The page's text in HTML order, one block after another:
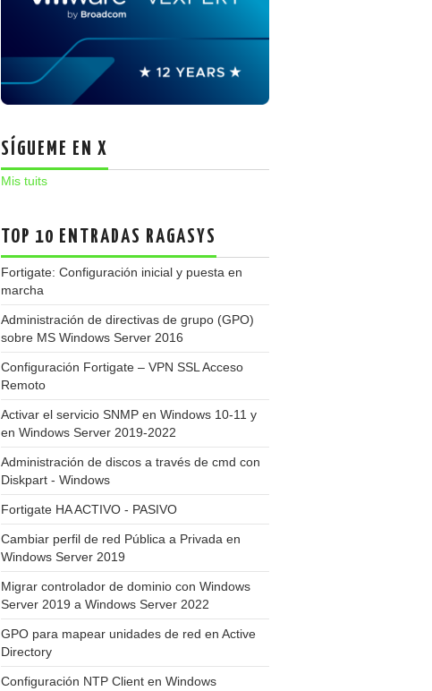
SÍGUEME EN X
Mis tuits
TOP 10 ENTRADAS RAGASYS
Fortigate: Configuración inicial y puesta en
marcha
Administración de directivas de grupo (GPO)
sobre MS Windows Server 2016
Configuración Fortigate – VPN SSL Acceso
Remoto
Activar el servicio SNMP en Windows 10-11 y
en Windows Server 2019-2022
Administración de discos a través de cmd con
Diskpart - Windows
Fortigate HA ACTIVO - PASIVO
Cambiar perfil de red Pública a Privada en
Windows Server 2019
Migrar controlador de dominio con Windows
Server 2019 a Windows Server 2022
GPO para mapear unidades de red en Active
Directory
Configuración NTP Client en Windows